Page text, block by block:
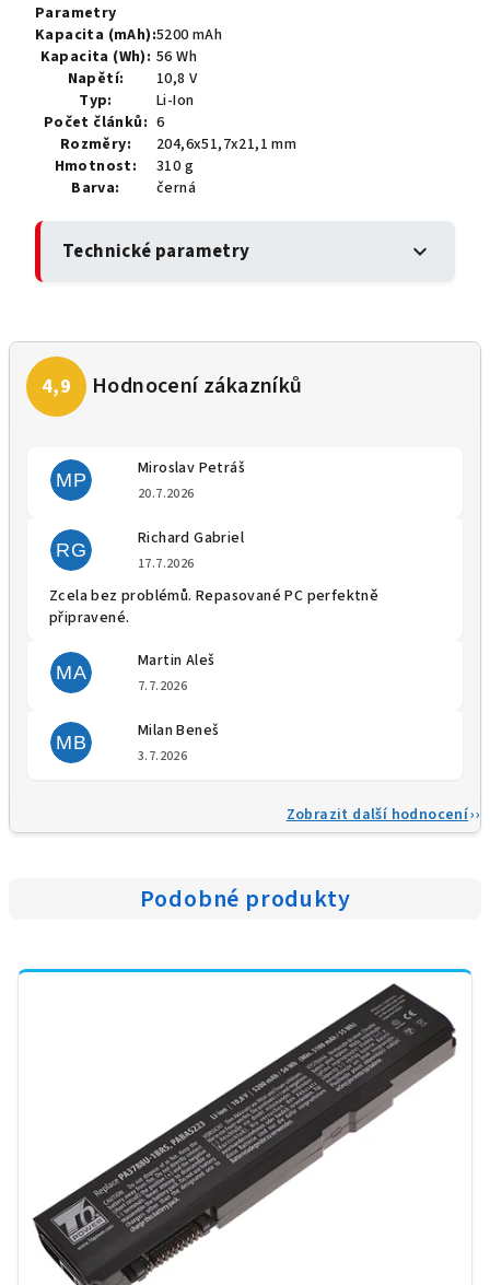
Parametry
Kapacita (mAh):5200 mAh
Kapacita (Wh): 56 Wh
Napětí:
10,8 V
Typ:
Li-Ion
Počet článků: 6
Rozměry:
204,6x51,7x21,1 mm
Hmotnost:
310 g
Barva:
černá
Technické parametry expand_more
MP
Miroslav Petráš
20.7.2026
RG
Richard Gabriel
17.7.2026
Zcela bez problémů. Repasované PC perfektně
připravené.
MA
Martin Aleš
7.7.2026
MB
Milan Beneš
3.7.2026
Zobrazit další hodnocení
Podobné produkty